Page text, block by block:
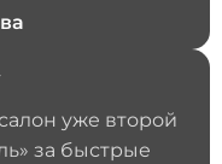
уже второй
за быстрые